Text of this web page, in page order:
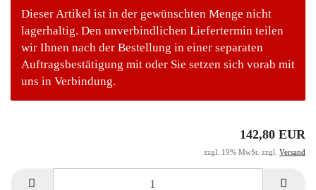
Dieser Artikel ist in der gewünschten Menge nicht
lagerhaltig. Den unverbindlichen Liefertermin teilen
wir Ihnen nach der Bestellung in einer separaten
Auftragsbestätigung mit oder Sie setzen sich vorab mit
uns in Verbindung.
142,80 EUR
zzgl. 19% MwSt. zzgl. Versand